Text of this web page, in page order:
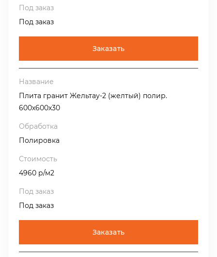
Под заказ
Заказать
Плита гранит Жельтау-2 (желтый) полир.
600х600х30
Полировка
4960 р/м2
Под заказ
Заказать